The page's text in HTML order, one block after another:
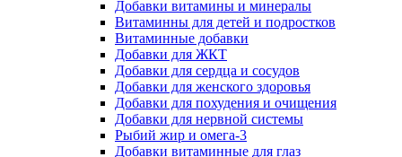
Добавки витамины и минералы
Витаминны для детей и подростков
Витаминные добавки
Добавки для ЖКТ
Добавки для сердца и сосудов
Добавки для женского здоровья
Добавки для похудения и очищения
Добавки для нервной системы
Рыбий жир и омега-3
Добавки витаминные для глаз